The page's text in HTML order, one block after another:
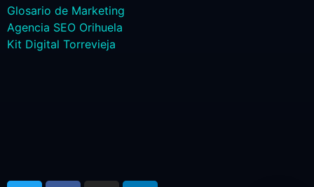
Glosario de Marketing
Agencia SEO Orihuela
Kit Digital Torrevieja